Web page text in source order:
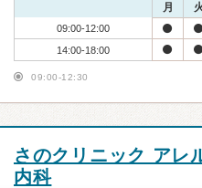
月
09:00-12:00
14:00-18:00
09:00-12:30
さのクリニック アレ
内科